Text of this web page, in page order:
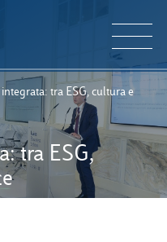
IT
tra ESG, cultura e
tra ESG,